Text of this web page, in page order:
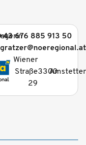
676 885 913 50
Wiener
Straße
29
3300